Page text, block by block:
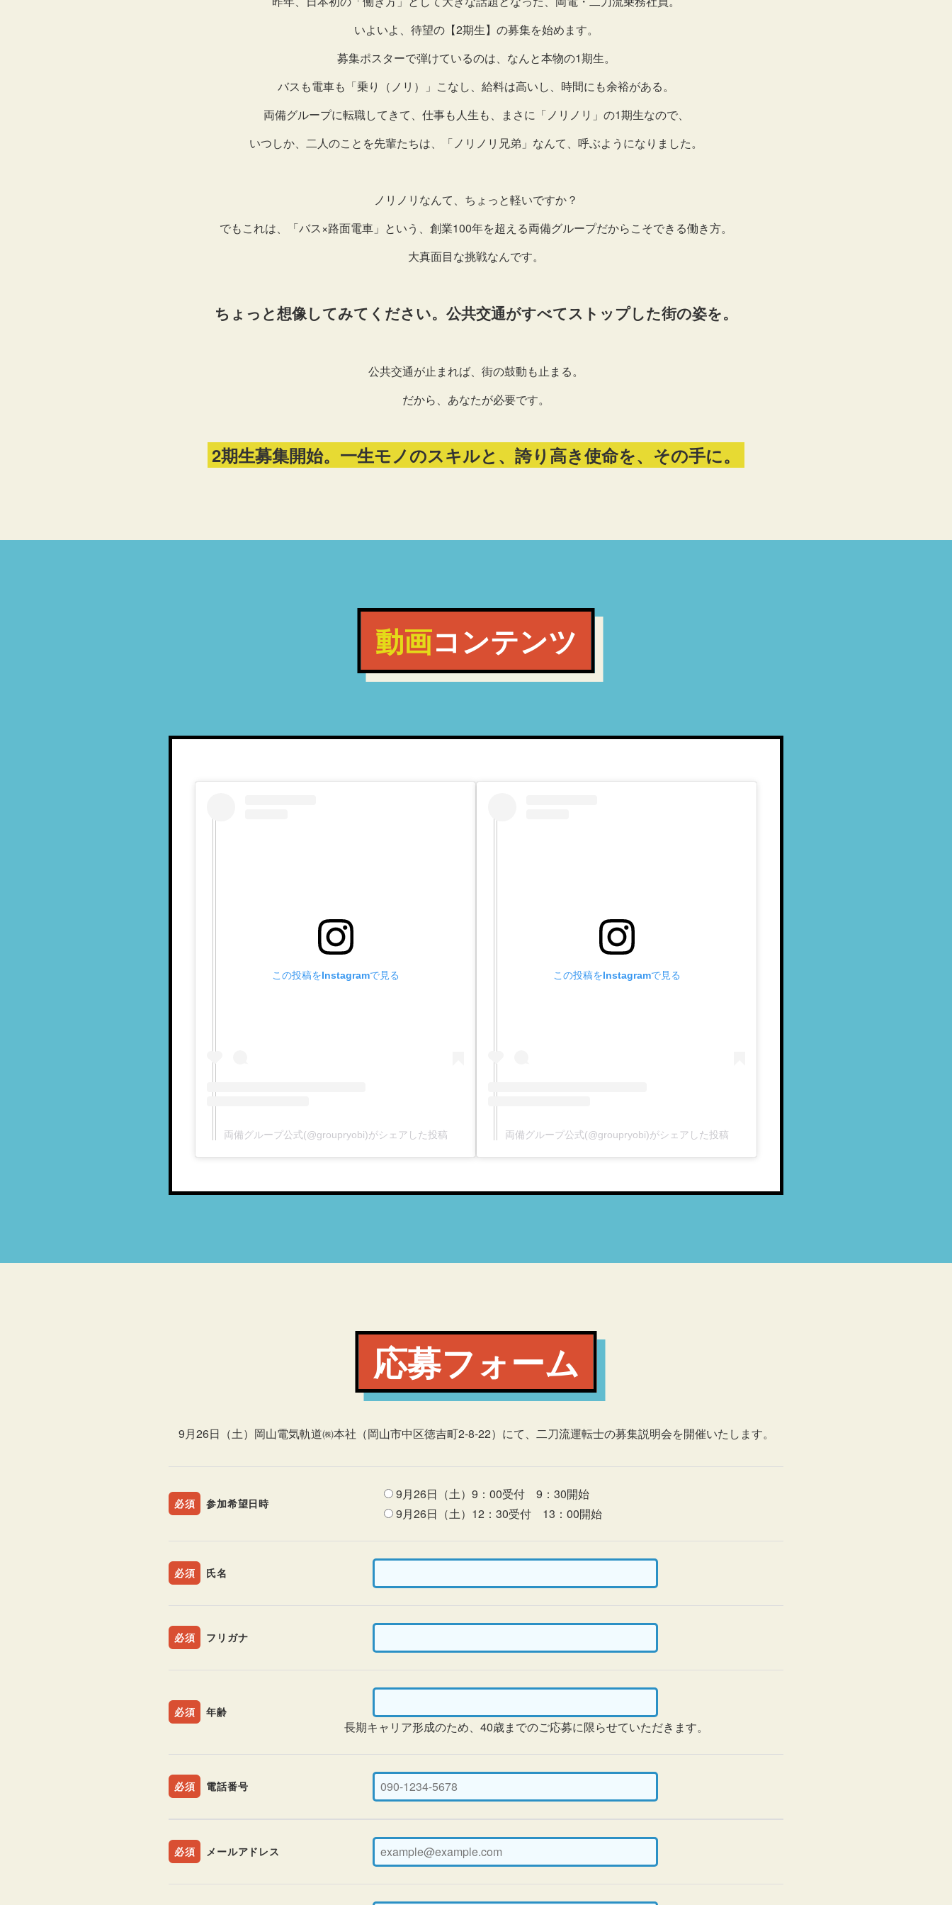
いよいよ、待望の【2期生】の募集を始めます。
募集ポスターで弾けているのは、なんと本物の1期生。
バスも電車も「乗り（ノリ）」こなし、給料は高いし、時間にも余裕がある。
両備グループに転職してきて、仕事も人生も、まさに「ノリノリ」の1期生なので、
いつしか、二人のことを先輩たちは、「ノリノリ兄弟」なんて、呼ぶようになりました。
ノリノリなんて、ちょっと軽いですか？
でもこれは、「バス×路面電車」という、創業100年を超える両備グループだからこそできる働き方。
大真面目な挑戦なんです。
ちょっと想像してみてください。公共交通がすべてストップした街の姿を。
公共交通が止まれば、街の鼓動も止まる。
だから、あなたが必要です。
2期生募集開始。一生モノのスキルと、誇り高き使命を、その手に。
動画コンテンツ
この投稿をInstagramで見る
両備グループ公式(@groupryobi)がシェアした投稿
この投稿をInstagramで見る
両備グループ公式(@groupryobi)がシェアした投稿
応募フォーム
9月26日（土）岡山電気軌道㈱本社（岡山市中区徳吉町2-8-22）にて、二刀流運転士の募集説明会を開催いたします。
必須 参加希望日時
9月26日（土）9：00受付 9：30開始
9月26日（土）12：30受付 13：00開始
必須 氏名
必須 フリガナ
必須 年齢
長期キャリア形成のため、40歳までのご応募に限らせていただきます。
必須 電話番号
必須 メールアドレス